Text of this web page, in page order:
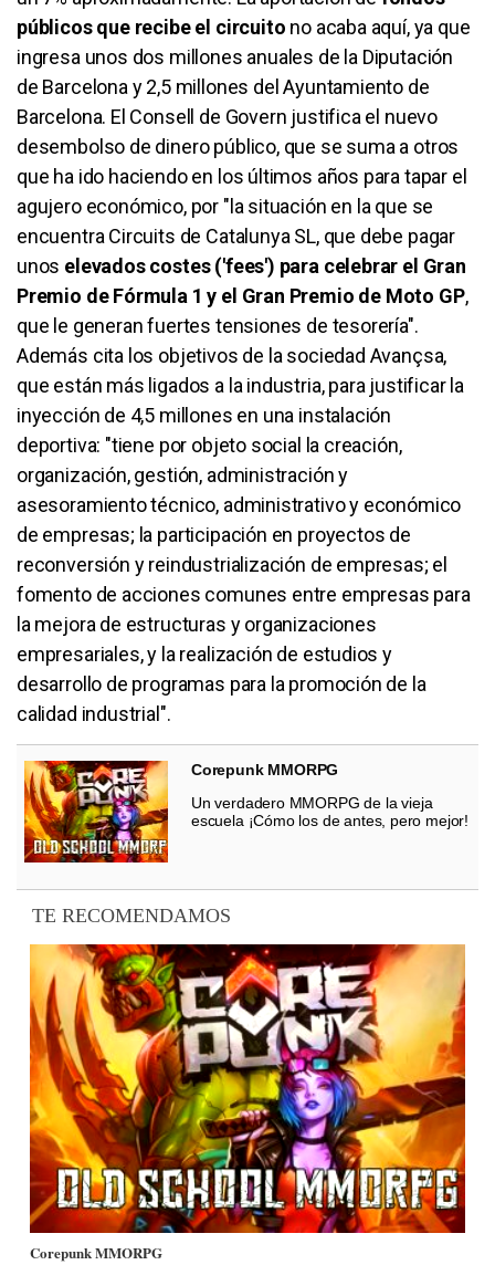
públicos que recibe el circuito no acaba aquí, ya que
ingresa unos dos millones anuales de la Diputación
de Barcelona y 2,5 millones del Ayuntamiento de
Barcelona. El Consell de Govern justifica el nuevo
desembolso de dinero público, que se suma a otros
que ha ido haciendo en los últimos años para tapar el
agujero económico, por "la situación en la que se
encuentra Circuits de Catalunya SL, que debe pagar
unos elevados costes ('fees') para celebrar el Gran
Premio de Fórmula 1 y el Gran Premio de Moto GP,
que le generan fuertes tensiones de tesorería".
Además cita los objetivos de la sociedad Avançsa,
que están más ligados a la industria, para justificar la
inyección de 4,5 millones en una instalación
deportiva: "tiene por objeto social la creación,
organización, gestión, administración y
asesoramiento técnico, administrativo y económico
de empresas; la participación en proyectos de
reconversión y reindustrialización de empresas; el
fomento de acciones comunes entre empresas para
la mejora de estructuras y organizaciones
empresariales, y la realización de estudios y
desarrollo de programas para la promoción de la
calidad industrial".
Corepunk MMORPG
Un verdadero MMORPG de la vieja
escuela ¡Cómo los de antes, pero mejor!
TE RECOMENDAMOS
Corepunk MMORPG